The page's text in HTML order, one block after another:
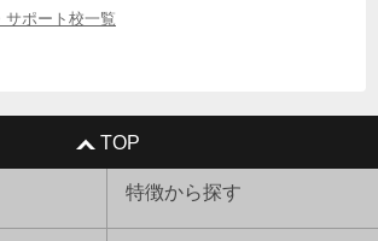
サポート校一覧
TOP
特徴から探す